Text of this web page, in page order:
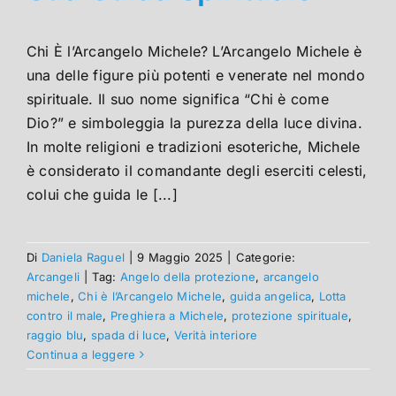
Chi È l’Arcangelo Michele? L’Arcangelo Michele è
una delle figure più potenti e venerate nel mondo
spirituale. Il suo nome significa “Chi è come
Dio?” e simboleggia la purezza della luce divina.
In molte religioni e tradizioni esoteriche, Michele
è considerato il comandante degli eserciti celesti,
colui che guida le [...]
Di Daniela Raguel 9 Maggio 2025
Categorie:
Arcangeli
Tag: Angelo della protezione, arcangelo
michele,Chi è l’Arcangelo Michele, guida angelica, Lotta
contro il male, Preghiera a Michele, protezione spirituale,
raggio blu, spada di luce, Verità interiore
Continua a leggere